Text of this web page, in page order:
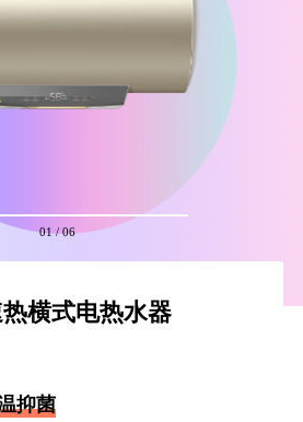
01/06
横式电热水器
抑菌